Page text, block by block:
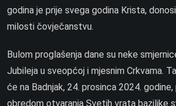
godina je prije svega godina Krista,
milosti čovječanstvu.
Bulom proglašenja dane su neke
Jubileja u sveopćoj i mjesnim Crkvama.
će na Badnjak, 24. prosinca 2024. godine,
obredom otvaranja Svetih vrata bazilike